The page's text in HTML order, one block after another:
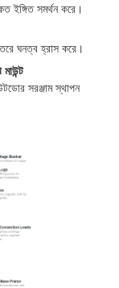
ইঙ্গিত সমর্থন করে।
ঘনত্ব হ্রাস করে।
সরঞ্জাম স্থাপন